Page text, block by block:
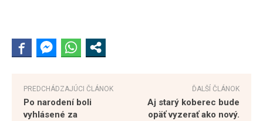
PREDCHÁDZAJÚCI ČLÁNOK
Po narodení boli
vyhlásené za
ĎALŠÍ ČLÁNOK
Aj starý koberec bude
opäť vyzerať ako nový.